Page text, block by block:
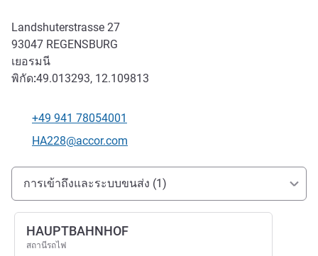
Landshuterstrasse 27
93047 REGENSBURG
เยอรมนี
พิกัด:49.013293, 12.109813
โทรศัพท์
+49 941 78054001
อีเมลติดต่อ
HA228@accor.com
การเข้าถึงและการเดินทาง
การเข้าถึงและระบบขนส่ง (1)
HAUPTBAHNHOF
สถานีรถไฟ